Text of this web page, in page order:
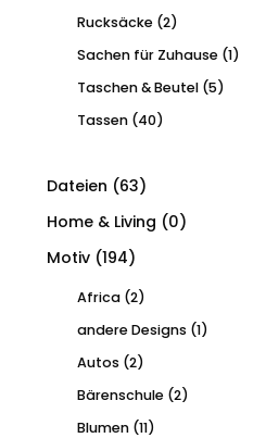
Rucksäcke (2)
Sachen für Zuhause (1)
Taschen & Beutel (5)
Tassen (40)
Dateien (63)
Home & Living (0)
Motiv (194)
Africa (2)
andere Designs (1)
Autos (2)
Bärenschule (2)
Blumen (11)